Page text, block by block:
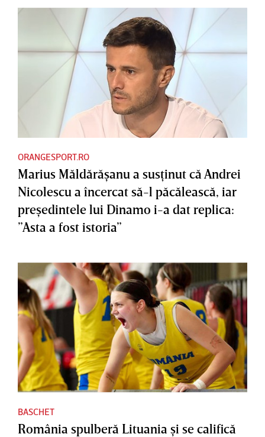
ORANGESPORT.RO
Marius Măldărăşanu a susţinut că Andrei
Nicolescu a încercat să-l păcălească, iar
preşedintele lui Dinamo i-a dat replica:
”Asta a fost istoria”
BASCHET
România spulberă Lituania şi se califică